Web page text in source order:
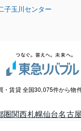
子玉川センター
・賃貸 全国30,075件から物
圏関西札幌仙台名古屋